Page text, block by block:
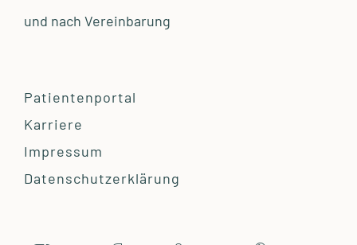
und nach Vereinbarung
Patientenportal
Karriere
Impressum
Datenschutzerklärung